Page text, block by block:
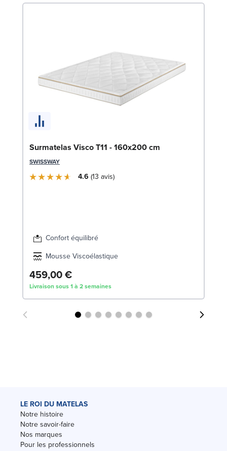
Surmatelas Visco T11 - 160x200 cm
SWISSWAY
4.6 13 avis
Confort équilibré
Mousse Viscoélastique
459,00 €
Livraison sous 1 à 2 semaines
LE ROI DU MATELAS
Notre histoire
Notre savoir-faire
Nos marques
Pour les professionnels